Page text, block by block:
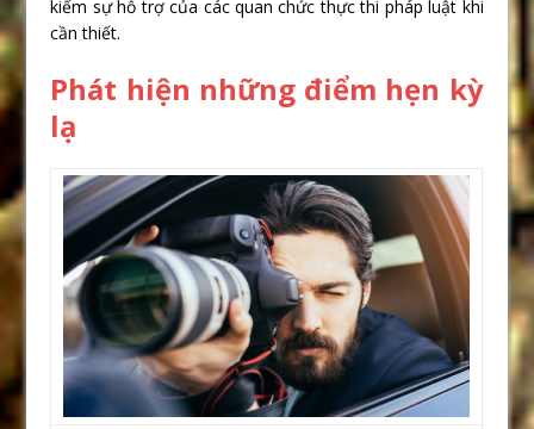
kiếm sự hỗ trợ của các quan chức thực thi pháp luật khi
cần thiết.
Phát hiện những điểm hẹn kỳ
lạ